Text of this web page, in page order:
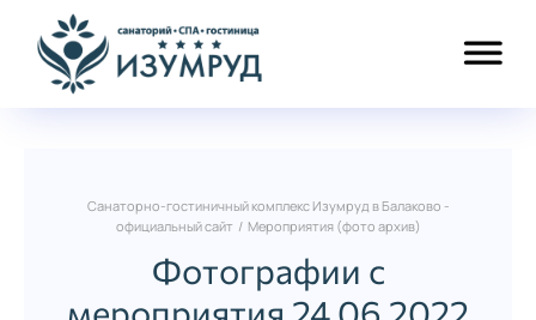
Санаторно-гостиничный комплекс Изумруд в Балаково -
официальный сайт / Мероприятия (фото архив)
Фотографии с